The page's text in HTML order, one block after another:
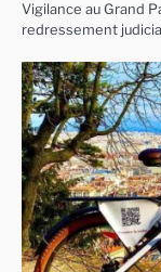
Vigilance au Grand
redressement